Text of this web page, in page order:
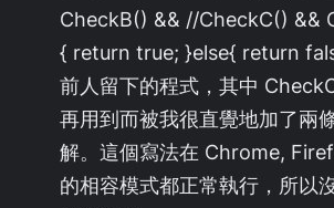
CheckB() && //CheckC() &&
{ return true; }else{ return
前人留下的程式，其中
再用到而被我很直覺地加了兩
解。這個寫法在 Chrome,
的相容模式都正常執行，所以